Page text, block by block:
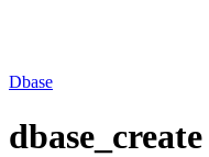
Dbase
dbase_create